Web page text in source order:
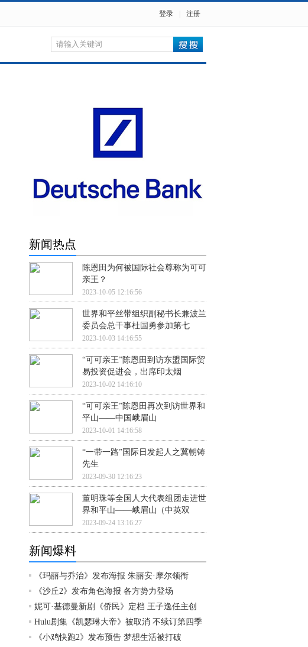
登录 注册
新闻热点
陈恩田为何被国际社会尊称为可可
亲王？
2023-10-05 12:16:56
世界和平丝带组织副秘书长兼波兰
委员会总干事杜国勇参加第七
2023-10-03 14:16:55
“可可亲王”陈恩田到访东盟国际贸
易投资促进会，出席印太烟
2023-10-02 14:16:10
“可可亲王”陈恩田再次到访世界和
平山——中国峨眉山
2023-10-01 14:16:58
“一带一路”国际日发起人之冀朝铸
先生
2023-09-30 12:16:23
董明珠等全国人大代表组团走进世
界和平山——峨眉山（中英双
2023-09-24 13:16:27
新闻爆料
《玛丽与乔治》发布海报 朱丽安·摩尔领衔
《沙丘2》发布角色海报 各方势力登场
妮可·基德曼新剧《侨民》定档 王子逸任主创
Hulu剧集《凯瑟琳大帝》被取消 不续订第四季
《小鸡快跑2》发布预告 梦想生活被打破